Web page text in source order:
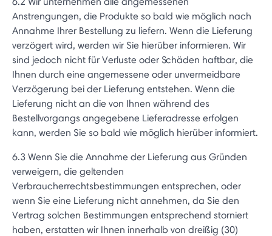
Anstrengungen, die Produkte so bald wie möglich nach
Annahme Ihrer Bestellung zu liefern. Wenn die Lieferung
verzögert wird, werden wir Sie hierüber informieren. Wir
sind jedoch nicht für Verluste oder Schäden haftbar, die
Ihnen durch eine angemessene oder unvermeidbare
Verzögerung bei der Lieferung entstehen. Wenn die
Lieferung nicht an die von Ihnen während des
Bestellvorgangs angegebene Lieferadresse erfolgen
kann, werden Sie so bald wie möglich hierüber informiert.
6.3 Wenn Sie die Annahme der Lieferung aus Gründen
verweigern, die geltenden
Verbraucherrechtsbestimmungen entsprechen, oder
wenn Sie eine Lieferung nicht annehmen, da Sie den
Vertrag solchen Bestimmungen entsprechend storniert
haben, erstatten wir Ihnen innerhalb von dreißig (30)